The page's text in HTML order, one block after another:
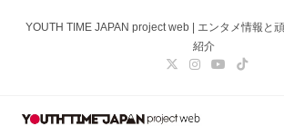
YOUTH TIME JAPAN project web | エンタメ情報と
紹介